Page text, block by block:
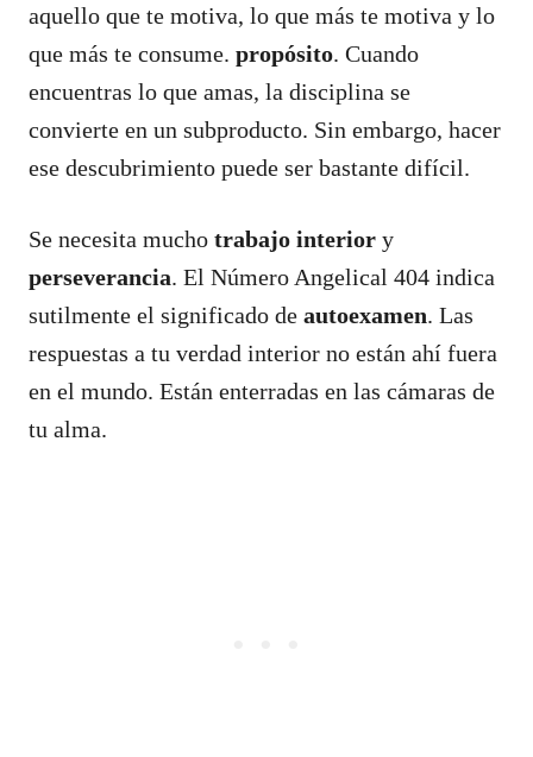
aquello que te motiva, lo que más te motiva y lo
que más te consume. propósito. Cuando
encuentras lo que amas, la disciplina se
convierte en un subproducto. Sin embargo, hacer
ese descubrimiento puede ser bastante difícil.
Se necesita mucho trabajo interior y
perseverancia. El Número Angelical 404 indica
sutilmente el significado de autoexamen. Las
respuestas a tu verdad interior no están ahí fuera
en el mundo. Están enterradas en las cámaras de
tu alma.